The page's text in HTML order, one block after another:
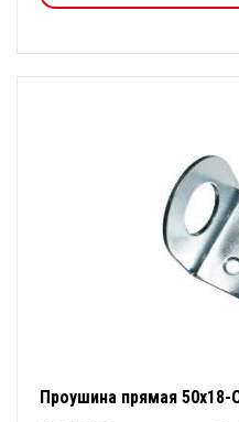
Проушина прямая